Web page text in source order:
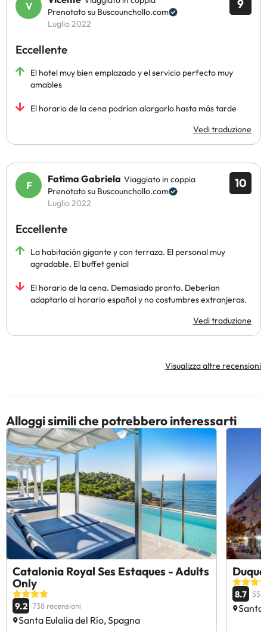
9
Prenotato su Buscounchollo.com
Luglio 2022
Eccellente
El hotel muy bien emplazado y el servicio perfecto muy
amables
El horario de la cena podrían alargarlo hasta más tarde
Vedi traduzione
10
Fatima Gabriela Viaggiato in coppia
Prenotato su Buscounchollo.com
Luglio 2022
Eccellente
La habitación gigante y con terraza. El personal muy
agradable. El buffet genial
El horario de la cena. Demasiado pronto. Deberían
adaptarlo al horario español y no costumbres extranjeras.
Vedi traduzione
Visualizza altre recensioni
Alloggi simili che potrebbero interessarti
Catalonia Royal Ses Estaques - Adults
Only
9.2 738 recensioni
Santa Eulalia del Río, Spagna
8.7 553
Santa